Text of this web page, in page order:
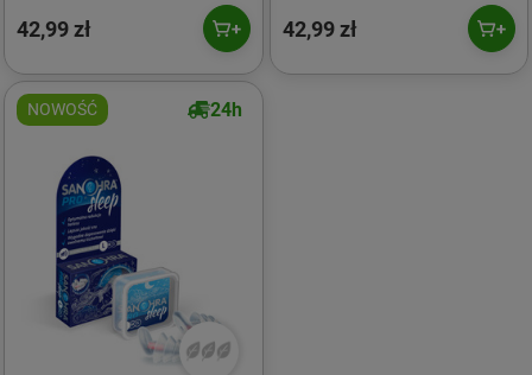
42,99 zł 42,99 zł
NOWOŚĆ 24h